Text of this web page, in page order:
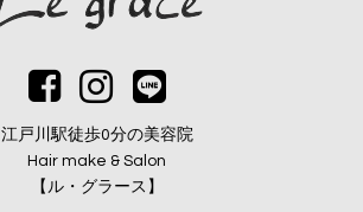
江戸川駅徒歩0分の美容院
Hair make & Salon
【ル・グラース】